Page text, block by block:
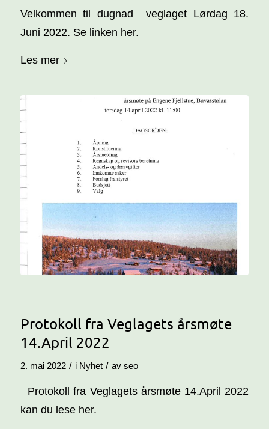
Velkommen til dugnad veglaget Lørdag 18.
Juni 2022. Se linken her.
Les mer
Protokoll fra Veglagets årsmøte
14.April 2022
2. mai 2022 / i Nyhet / av seo
Protokoll fra Veglagets årsmøte 14.April 2022
kan du lese her.